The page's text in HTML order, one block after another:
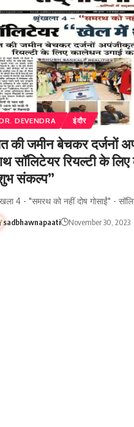
DEVENDRA इंदौर
की जमीन बेचकर दर्जनों
सॉलिटेयर रियल्टी के
संकल्प”
4 - "समरथ को नहीं दोष गोसाईं" -
sadbhawnapaati November 30, 2023